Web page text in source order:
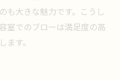
も大きな魅力です。こうし
室でのブローは満足度の高
す。